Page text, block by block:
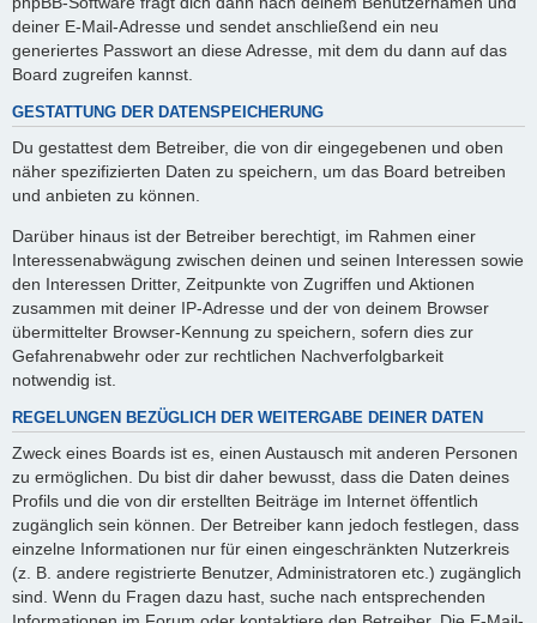
deiner E-Mail-Adresse und sendet anschließend ein neu
generiertes Passwort an diese Adresse, mit dem du dann auf das
Board zugreifen kannst.
GESTATTUNG DER DATENSPEICHERUNG
Du gestattest dem Betreiber, die von dir eingegebenen und oben
näher spezifizierten Daten zu speichern, um das Board betreiben
und anbieten zu können.
Darüber hinaus ist der Betreiber berechtigt, im Rahmen einer
Interessenabwägung zwischen deinen und seinen Interessen sowie
den Interessen Dritter, Zeitpunkte von Zugriffen und Aktionen
zusammen mit deiner IP-Adresse und der von deinem Browser
übermittelter Browser-Kennung zu speichern, sofern dies zur
Gefahrenabwehr oder zur rechtlichen Nachverfolgbarkeit
notwendig ist.
REGELUNGEN BEZÜGLICH DER WEITERGABE DEINER DATEN
Zweck eines Boards ist es, einen Austausch mit anderen Personen
zu ermöglichen. Du bist dir daher bewusst, dass die Daten deines
Profils und die von dir erstellten Beiträge im Internet öffentlich
zugänglich sein können. Der Betreiber kann jedoch festlegen, dass
einzelne Informationen nur für einen eingeschränkten Nutzerkreis
(z. B. andere registrierte Benutzer, Administratoren etc.) zugänglich
sind. Wenn du Fragen dazu hast, suche nach entsprechenden